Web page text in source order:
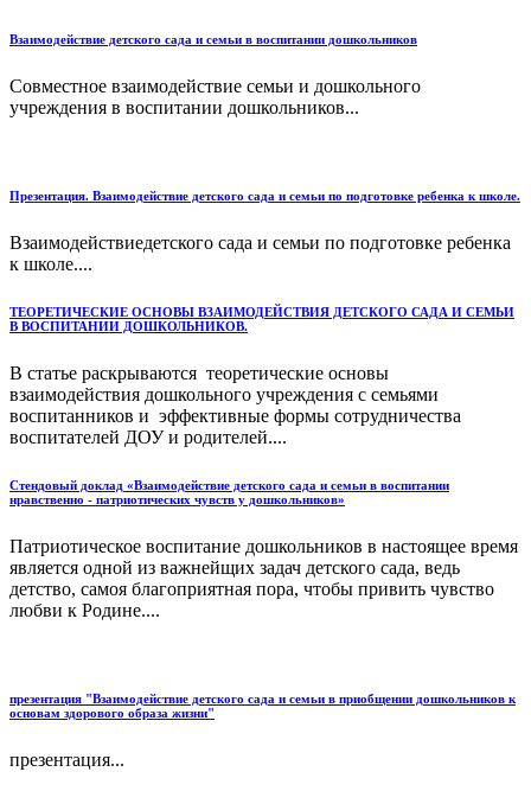
Взаимодействие детского сада и семьи в воспитании дошкольников
Совместное взаимодействие семьи и дошкольного
учреждения в воспитании дошкольников...
Презентация. Взаимодействие детского сада и семьи по подготовке ребенка к школе.
Взаимодействиедетского сада и семьи по подготовке ребенка
к школе....
ТЕОРЕТИЧЕСКИЕ ОСНОВЫ ВЗАИМОДЕЙСТВИЯ ДЕТСКОГО САДА И СЕМЬИ
В ВОСПИТАНИИ ДОШКОЛЬНИКОВ.
В статье раскрываются теоретические основы
взаимодействия дошкольного учреждения с семьями
воспитанников и эффективные формы сотрудничества
воспитателей ДОУ и родителей....
Стендовый доклад «Взаимодействие детского сада и семьи в воспитании
нравственно - патриотических чувств у дошкольников»
Патриотическое воспитание дошкольников в настоящее время
является одной из важнейщих задач детского сада, ведь
детство, самоя благоприятная пора, чтобы привить чувство
любви к Родине....
презентация "Взаимодействие детского сада и семьи в приобщении дошкольников к
основам здорового образа жизни"
презентация...